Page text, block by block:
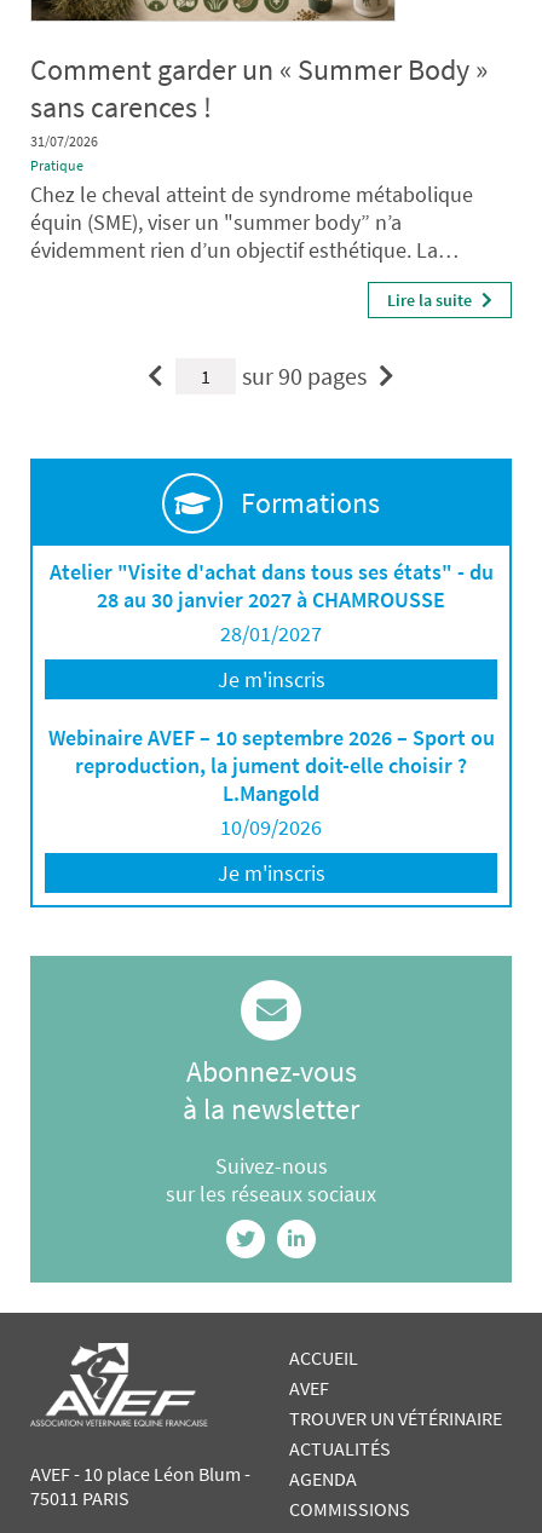
Comment garder un « Summer Body »
sans carences !
31/07/2026
Pratique
Chez le cheval atteint de syndrome métabolique
équin (SME), viser un "summer body” n’a
évidemment rien d’un objectif esthétique. La…
Lire la suite
sur 90 pages
Formations
Atelier "Visite d'achat dans tous ses états" - du
28 au 30 janvier 2027 à CHAMROUSSE
28/01/2027
Je m'inscris
Webinaire AVEF – 10 septembre 2026 – Sport ou
reproduction, la jument doit-elle choisir ?
L.Mangold
10/09/2026
Je m'inscris
Abonnez-vous
à la newsletter
Suivez-nous
sur les réseaux sociaux
AVEF - 10 place Léon Blum -
75011 PARIS
ACCUEIL
AVEF
TROUVER UN VÉTÉRINAIRE
ACTUALITÉS
AGENDA
COMMISSIONS